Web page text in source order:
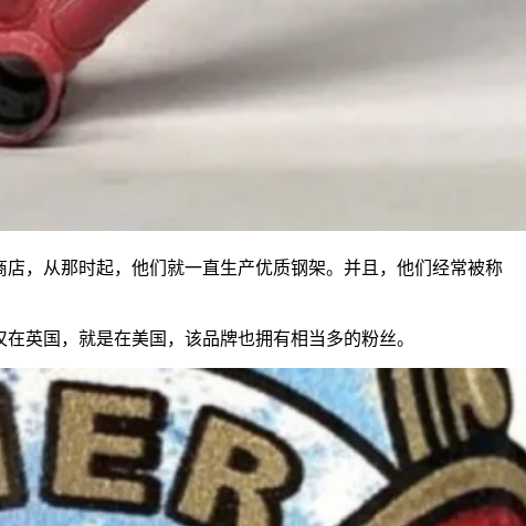
店，从那时起，他们就一直生产优质钢架。并且，他们经常被称
英国，就是在美国，该品牌也拥有相当多的粉丝。